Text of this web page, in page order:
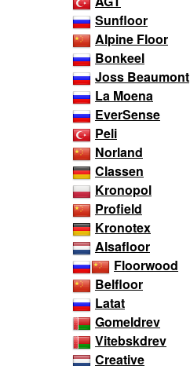
Sunfloor
Alpine Floor
Bonkeel
Joss Beaumont
La Moena
EverSense
Peli
Norland
Classen
Kronopol
Profield
Kronotex
Alsafloor
Floorwood
Belfloor
Latat
Gomeldrev
Vitebskdrev
Creative